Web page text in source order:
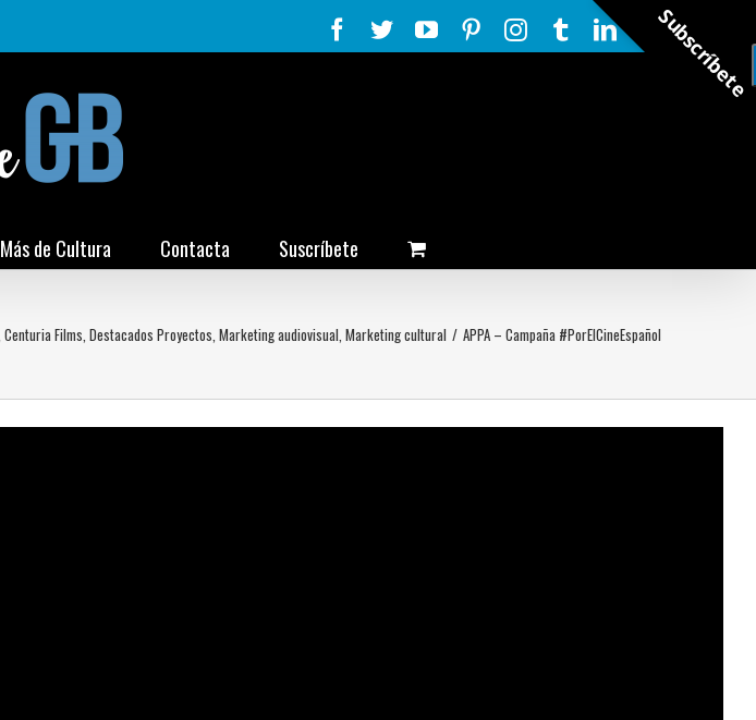
Facebook
TwitterYouTubePinterestInstagram
TumblrLinkedIn
Rss
Más de Cultura Contacta Suscríbete
Centuria Films Destacados Proyectos Marketing audiovisual Marketing cultural / APPA – Campaña #PorElCineEspañol
Subscríbete